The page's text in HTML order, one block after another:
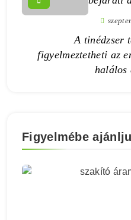
A tinédzser
figyelmeztetheti az
halálos
Figyelmébe